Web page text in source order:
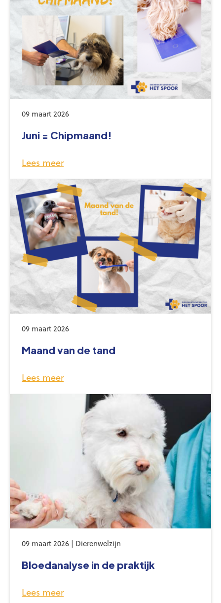
09 maart 2026
Juni = Chipmaand!
Lees meer
09 maart 2026
Maand van de tand
Lees meer
09 maart 2026 | Dierenwelzijn
Bloedanalyse in de praktijk
Lees meer